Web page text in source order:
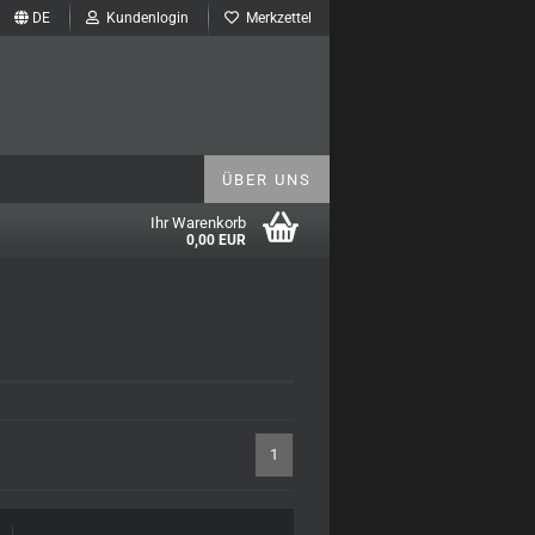
DE Kundenlogin Merkzettel
Ihr Warenkorb
0,00 EUR
ÜBER UNS
1